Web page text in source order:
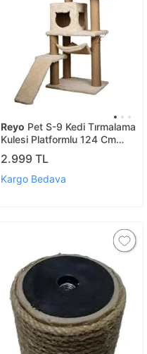
Reyo Pet S-9 Kedi Tırmalama
Kulesi Platformlu 124 Cm
Beyaz
2.999 TL
Kargo Bedava